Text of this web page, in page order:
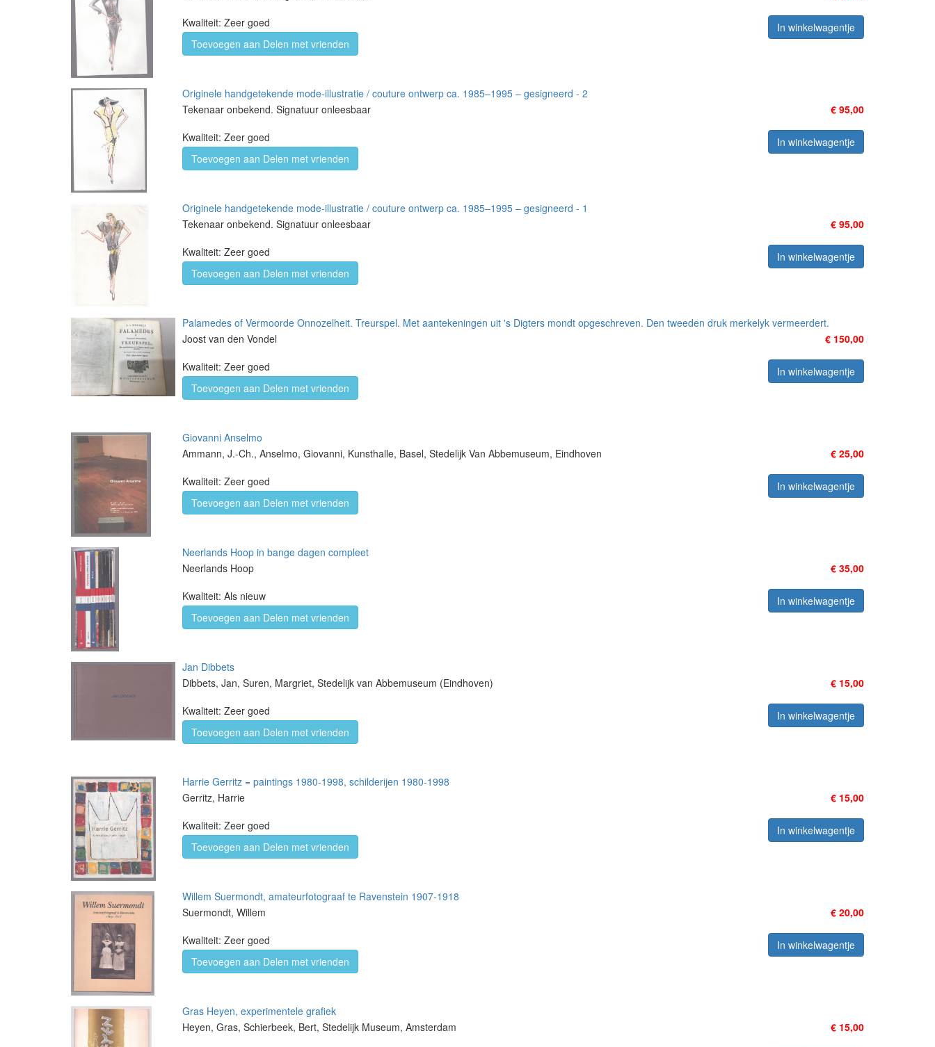
Kwaliteit: Zeer goed
In winkelwagentje
Toevoegen aan Delen met vrienden
Originele handgetekende mode-illustratie / couture ontwerp ca. 1985–1995 – gesigneerd - 2
Tekenaar onbekend. Signatuur onleesbaar
€ 95,00
Kwaliteit: Zeer goed
In winkelwagentje
Toevoegen aan Delen met vrienden
Originele handgetekende mode-illustratie / couture ontwerp ca. 1985–1995 – gesigneerd - 1
Tekenaar onbekend. Signatuur onleesbaar
€ 95,00
Kwaliteit: Zeer goed
In winkelwagentje
Toevoegen aan Delen met vrienden
Palamedes of Vermoorde Onnozelheit. Treurspel. Met aantekeningen uit 's Digters mondt opgeschreven. Den tweeden druk merkelyk vermeerdert.
Joost van den Vondel
€ 150,00
Kwaliteit: Zeer goed
In winkelwagentje
Toevoegen aan Delen met vrienden
Giovanni Anselmo
Ammann, J.-Ch., Anselmo, Giovanni, Kunsthalle, Basel, Stedelijk Van Abbemuseum, Eindhoven
€ 25,00
Kwaliteit: Zeer goed
In winkelwagentje
Toevoegen aan Delen met vrienden
Neerlands Hoop in bange dagen compleet
Neerlands Hoop
€ 35,00
Kwaliteit: Als nieuw
In winkelwagentje
Toevoegen aan Delen met vrienden
Jan Dibbets
Dibbets, Jan, Suren, Margriet, Stedelijk van Abbemuseum (Eindhoven)
€ 15,00
Kwaliteit: Zeer goed
In winkelwagentje
Toevoegen aan Delen met vrienden
Harrie Gerritz = paintings 1980-1998, schilderijen 1980-1998
Gerritz, Harrie
€ 15,00
Kwaliteit: Zeer goed
In winkelwagentje
Toevoegen aan Delen met vrienden
Willem Suermondt, amateurfotograaf te Ravenstein 1907-1918
Suermondt, Willem
€ 20,00
Kwaliteit: Zeer goed
In winkelwagentje
Toevoegen aan Delen met vrienden
Gras Heyen, experimentele grafiek
Heyen, Gras, Schierbeek, Bert, Stedelijk Museum, Amsterdam
€ 15,00